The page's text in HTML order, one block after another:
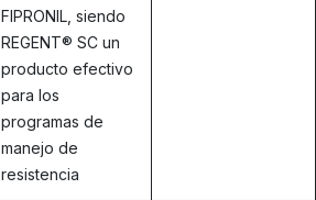
FIPRONIL, siendo
REGENT® SC un
producto efectivo
para los
programas de
manejo de
resistencia